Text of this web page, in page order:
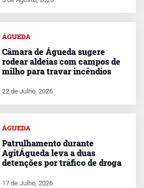
ÁGUEDA
Câmara de Águeda sugere
rodear aldeias com campos de
milho para travar incêndios
22 de Julho, 2026
ÁGUEDA
Patrulhamento durante
AgitÁgueda leva a duas
detenções por tráfico de droga
17 de Julho, 2026